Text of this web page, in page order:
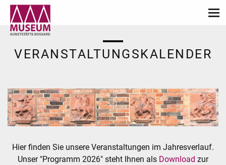
VERANSTALTUNGSKALENDER
Hier finden Sie unsere Veranstaltungen im Jahresverlauf.
Unser "Programm 2026" steht Ihnen als Download zur